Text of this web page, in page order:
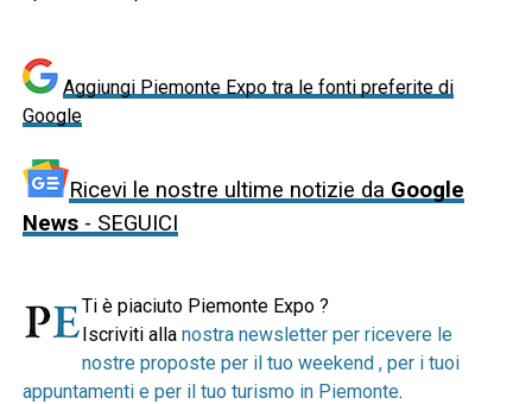
Aggiungi Piemonte Expo tra le fonti preferite di
Google
Ricevi le nostre ultime notizie da Google
News- SEGUICI
Ti è piaciuto Piemonte Expo ?
Iscriviti alla nostra newsletter per ricevere le
nostre proposte per il tuo weekend , per i tuoi
appuntamenti e per il tuo turismo in Piemonte.